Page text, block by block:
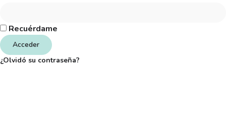
Recuérdame
Acceder
¿Olvidó su contraseña?